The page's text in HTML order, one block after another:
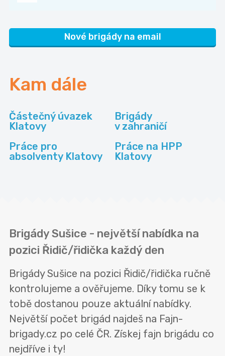
Nové brigády na email
Kam dále
Částečný úvazek
Klatovy
Brigády
v zahraničí
Práce pro
absolventy Klatovy
Práce na HPP
Klatovy
Brigády Sušice - největší nabídka na
pozici Řidič/řidička každý den
Brigády Sušice na pozici Řidič/řidička ručně
kontrolujeme a ověřujeme. Díky tomu se k
tobě dostanou pouze aktuální nabídky.
Největší počet brigád najdeš na Fajn-
brigady.cz po celé ČR. Získej fajn brigádu co
nejdříve i ty!